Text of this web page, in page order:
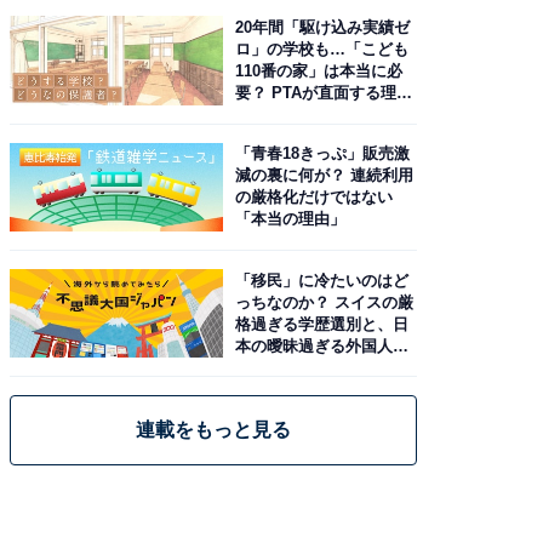
20年間「駆け込み実績ゼ
ロ」の学校も…「こども
110番の家」は本当に必
要？ PTAが直面する理想
「青春18きっぷ」販売激
減の裏に何が？ 連続利用
の厳格化だけではない
「本当の理由」
「移民」に冷たいのはど
っちなのか？ スイスの厳
格過ぎる学歴選別と、日
本の曖昧過ぎる外国人政
連載をもっと見る